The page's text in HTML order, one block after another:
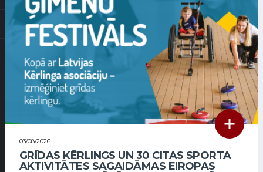
03/08/2026
GRĪDAS KĒRLINGS UN 30 CITAS SPORTA
AKTIVITĀTES SAGAIDĀMAS EIROPAS